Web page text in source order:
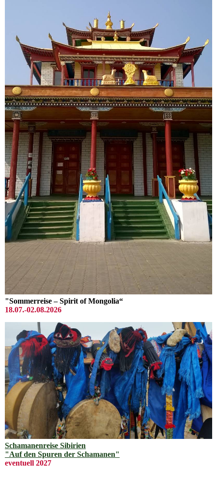
"Sommerreise – Spirit of Mongolia“
18.07.-02.08.2026
Schamanenreise Sibirien
"Auf den Spuren der Schamanen"
eventuell 2027